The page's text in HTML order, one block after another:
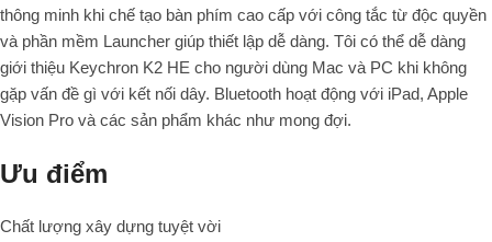
thông minh khi chế tạo bàn phím cao cấp với công tắc từ độc quyền
và phần mềm Launcher giúp thiết lập dễ dàng. Tôi có thể dễ dàng
giới thiệu Keychron K2 HE cho người dùng Mac và PC khi không
gặp vấn đề gì với kết nối dây. Bluetooth hoạt động với iPad, Apple
Vision Pro và các sản phẩm khác như mong đợi.
Ưu điểm
Chất lượng xây dựng tuyệt vời